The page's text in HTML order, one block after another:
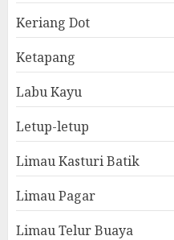
Keriang Dot
Ketapang
Labu Kayu
Letup-letup
Limau Kasturi Batik
Limau Pagar
Limau Telur Buaya